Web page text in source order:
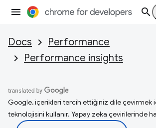
Docs
Performance
Performance insights
Google, içerikleri tercih ettiğiniz dile çevirmek
teknolojisini kullanır. Yapay zeka çevirilerinde